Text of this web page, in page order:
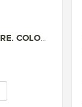
PER ERBE E PER TINTURE. COLORI...